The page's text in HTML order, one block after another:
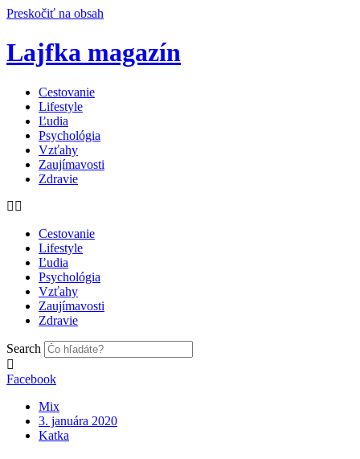
Preskočiť na obsah
Lajfka magazín
Cestovanie
Lifestyle
Ľudia
Psychológia
Vzťahy
Zaujímavosti
Zdravie
Cestovanie
Lifestyle
Ľudia
Psychológia
Vzťahy
Zaujímavosti
Zdravie
Search
Facebook
Mix
3. januára 2020
Katka